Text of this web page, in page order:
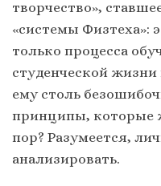
творчество»,
«системы Физтеха»:
только процесса
студенческой
ему столь
принципы, которые
пор? Разумеется,
анализировать.